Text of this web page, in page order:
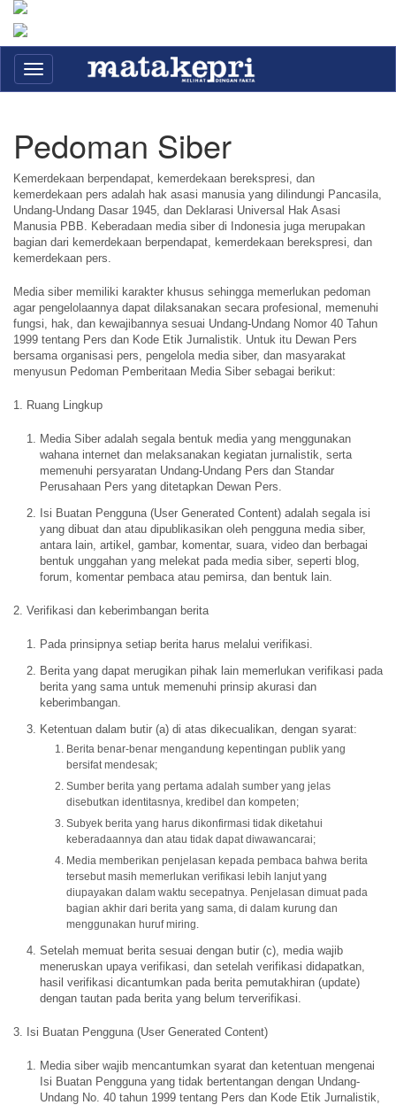
Toggle
navigation
Pedoman Siber
Kemerdekaan berpendapat, kemerdekaan berekspresi, dan
kemerdekaan pers adalah hak asasi manusia yang dilindungi Pancasila,
Undang-Undang Dasar 1945, dan Deklarasi Universal Hak Asasi
Manusia PBB. Keberadaan media siber di Indonesia juga merupakan
bagian dari kemerdekaan berpendapat, kemerdekaan berekspresi, dan
kemerdekaan pers.
Media siber memiliki karakter khusus sehingga memerlukan pedoman
agar pengelolaannya dapat dilaksanakan secara profesional, memenuhi
fungsi, hak, dan kewajibannya sesuai Undang-Undang Nomor 40 Tahun
1999 tentang Pers dan Kode Etik Jurnalistik. Untuk itu Dewan Pers
bersama organisasi pers, pengelola media siber, dan masyarakat
menyusun Pedoman Pemberitaan Media Siber sebagai berikut:
1. Ruang Lingkup
Media Siber adalah segala bentuk media yang menggunakan
wahana internet dan melaksanakan kegiatan jurnalistik, serta
memenuhi persyaratan Undang-Undang Pers dan Standar
Perusahaan Pers yang ditetapkan Dewan Pers.
Isi Buatan Pengguna (User Generated Content) adalah segala isi
yang dibuat dan atau dipublikasikan oleh pengguna media siber,
antara lain, artikel, gambar, komentar, suara, video dan berbagai
bentuk unggahan yang melekat pada media siber, seperti blog,
forum, komentar pembaca atau pemirsa, dan bentuk lain.
2. Verifikasi dan keberimbangan berita
Pada prinsipnya setiap berita harus melalui verifikasi.
Berita yang dapat merugikan pihak lain memerlukan verifikasi pada
berita yang sama untuk memenuhi prinsip akurasi dan
keberimbangan.
Ketentuan dalam butir (a) di atas dikecualikan, dengan syarat:
Berita benar-benar mengandung kepentingan publik yang
bersifat mendesak;
Sumber berita yang pertama adalah sumber yang jelas
disebutkan identitasnya, kredibel dan kompeten;
Subyek berita yang harus dikonfirmasi tidak diketahui
keberadaannya dan atau tidak dapat diwawancarai;
Media memberikan penjelasan kepada pembaca bahwa berita
tersebut masih memerlukan verifikasi lebih lanjut yang
diupayakan dalam waktu secepatnya. Penjelasan dimuat pada
bagian akhir dari berita yang sama, di dalam kurung dan
menggunakan huruf miring.
Setelah memuat berita sesuai dengan butir (c), media wajib
meneruskan upaya verifikasi, dan setelah verifikasi didapatkan,
hasil verifikasi dicantumkan pada berita pemutakhiran (update)
dengan tautan pada berita yang belum terverifikasi.
3. Isi Buatan Pengguna (User Generated Content)
Media siber wajib mencantumkan syarat dan ketentuan mengenai
Isi Buatan Pengguna yang tidak bertentangan dengan Undang-
Undang No. 40 tahun 1999 tentang Pers dan Kode Etik Jurnalistik,